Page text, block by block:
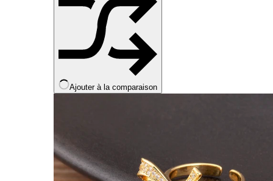
Ajouter à la comparaison